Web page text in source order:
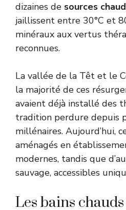
dizaines de sources
jaillissent entre 30°C et
minéraux aux vertus
reconnues.
La vallée de la Têt et le
la majorité de ces
avaient déjà installé des
tradition perdure depuis
millénaires. Aujourd’hui,
aménagés en
modernes, tandis que
sauvage, accessibles
Les bains